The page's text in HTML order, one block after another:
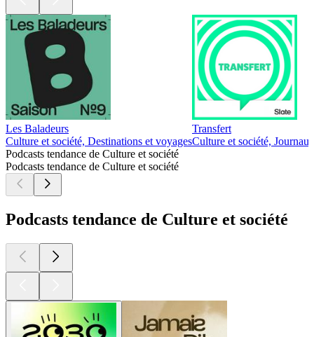
Les Baladeurs
Culture et société, Destinations et voyages
Transfert
Culture et société,
Podcasts tendance de Culture et société
Podcasts tendance de Culture et société
Podcasts tendance de Culture et société